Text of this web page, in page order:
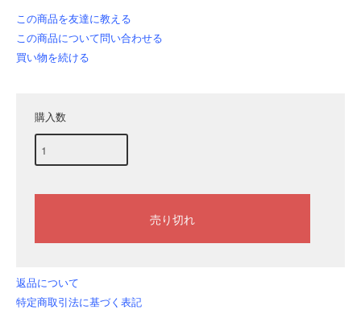
この商品を友達に教える
この商品について問い合わせる
買い物を続ける
購入数
返品について
特定商取引法に基づく表記